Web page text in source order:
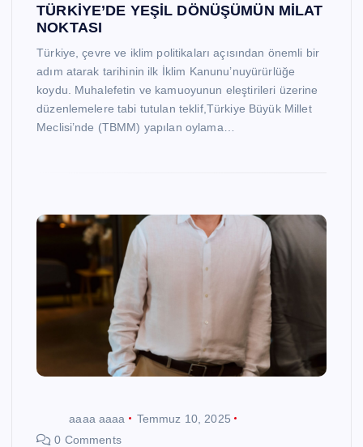
TÜRKİYE’DE YEŞİL DÖNÜŞÜMÜN MİLAT
NOKTASI
Türkiye, çevre ve iklim politikaları açısından önemli bir
adım atarak tarihinin ilk İklim Kanunu’nuyürürlüğe
koydu. Muhalefetin ve kamuoyunun eleştirileri üzerine
düzenlemelere tabi tutulan teklif,Türkiye Büyük Millet
Meclisi’nde (TBMM) yapılan oylama…
aaaa aaaa
Temmuz 10, 2025
0 Comments